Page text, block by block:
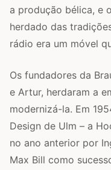
a produção bélica, e
herdado das
rádio era um móvel
Os fundadores da
e Artur, herdaram a
modernizá-la. Em
Design de Ulm – a
no ano anterior por
Max Bill como